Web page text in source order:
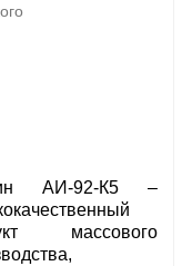
АИ-92-К5 –
массового